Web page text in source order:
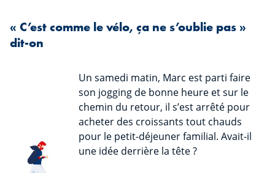
« C’est comme le vélo, ça ne s’oublie pas »
dit-on
Un samedi matin, Marc est parti faire
son jogging de bonne heure et sur le
chemin du retour, il s’est arrêté pour
acheter des croissants tout chauds
pour le petit-déjeuner familial. Avait-il
une idée derrière la tête ?